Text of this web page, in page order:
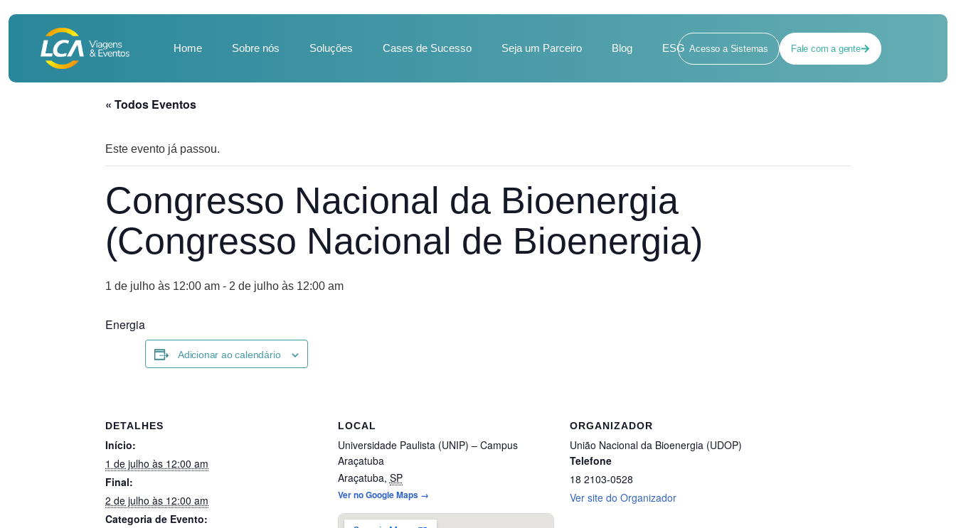
Home Sobre nós Soluções Cases de Sucesso Seja um Parceiro Blog ESG Acesso a Sistemas Fale com a gente
« Todos Eventos
Este evento já passou.
Congresso Nacional da Bioenergia
(Congresso Nacional de Bioenergia)
1 de julho às 12:00 am - 2 de julho às 12:00 am
Energia
Adicionar ao calendário
DETALHES
Início:
1 de julho às 12:00 am
Final:
2 de julho às 12:00 am
Categoria de Evento:
LOCAL
Universidade Paulista (UNIP) – Campus
Araçatuba
Araçatuba, SP
Ver no Google Maps →
ORGANIZADOR
União Nacional da Bioenergia (UDOP)
Telefone
18 2103-0528
Ver site do Organizador